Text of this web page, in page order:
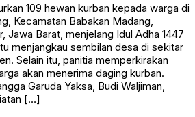
109 hewan kurban kepada warga di
Kecamatan Babakan Madang,
Jawa Barat, menjelang Idul Adha 1447
menjangkau sembilan desa di sekitar
Selain itu, panitia memperkirakan
akan menerima daging kurban.
Garuda Yaksa, Budi Waljiman,
[…]